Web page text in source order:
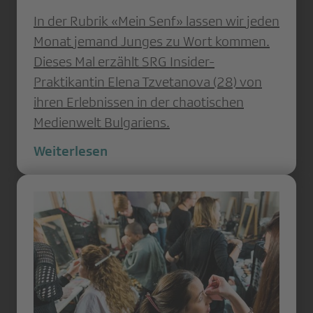
In der Rubrik «Mein Senf» lassen wir jeden
Monat jemand Junges zu Wort kommen.
Dieses Mal erzählt SRG Insider-
Praktikantin Elena Tzvetanova (28) von
ihren Erlebnissen in der chaotischen
Medienwelt Bulgariens.
Weiterlesen